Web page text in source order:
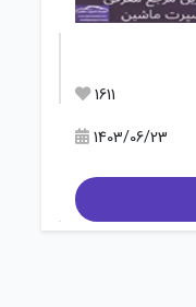
1611
1403/06/23